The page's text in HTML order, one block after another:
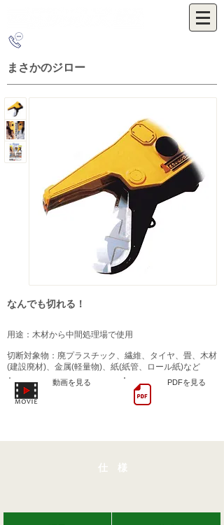
用途：木材から中間処理場で使用
​切断対象物：廃プラスチック、繊維、タイヤ、畳、木材
(建設廃材)、金属(軽量物)、紙(紙管、ロール紙)など
なんでも切れる！
動画を見る PDFを見る
仕 様
まさかのジロー